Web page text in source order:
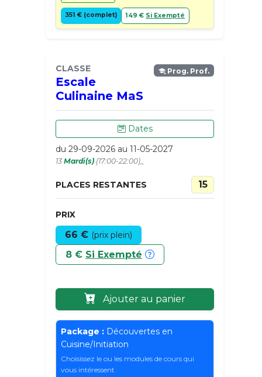
351 € (complet) 149 € Si Exempté
CLASSE
Escale
Culinaine MaS
Prog. Prof.
Dates
du 29-09-2026 au 11-05-2027
13 Mardi(s) (17:00-22:00)_
PLACES RESTANTES 15
PRIX
66 € (prix plein)
8 € Si Exempté
Ajouter au panier
Package : Découvertes en
Cuisine/Initiation
Choisissez le ou les modules de cours qui
vous intéressent